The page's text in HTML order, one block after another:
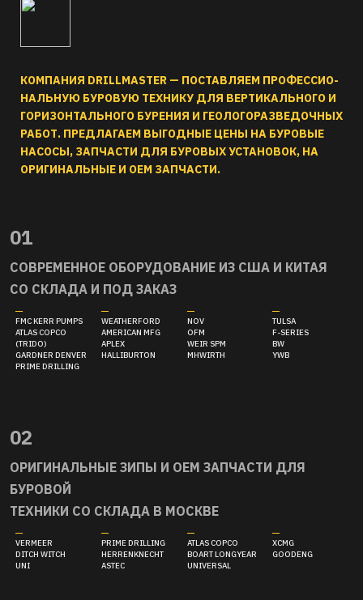
КОМПАНИЯ DRILLMASTER — ПОСТАВЛЯЕМ ПРОФЕССИО-
НАЛЬНУЮ БУРОВУЮ ТЕХНИКУ ДЛЯ ВЕРТИКАЛЬНОГО И
ГОРИЗОНТАЛЬНОГО БУРЕНИЯ И ГЕОЛОГОРАЗВЕДОЧНЫХ
РАБОТ. ПРЕДЛАГАЕМ ВЫГОДНЫЕ ЦЕНЫ НА БУРОВЫЕ
НАСОСЫ, ЗАПЧАСТИ ДЛЯ БУРОВЫХ УСТАНОВОК, НА
ОРИГИНАЛЬНЫЕ И ОЕМ ЗАПЧАСТИ.
01
СОВРЕМЕННОЕ ОБОРУДОВАНИЕ ИЗ США И КИТАЯ
СО СКЛАДА И ПОД ЗАКАЗ
02
ОРИГИНАЛЬНЫЕ ЗИПЫ И ОЕМ ЗАПЧАСТИ ДЛЯ
БУРОВОЙ
ТЕХНИКИ СО СКЛАДА В МОСКВЕ